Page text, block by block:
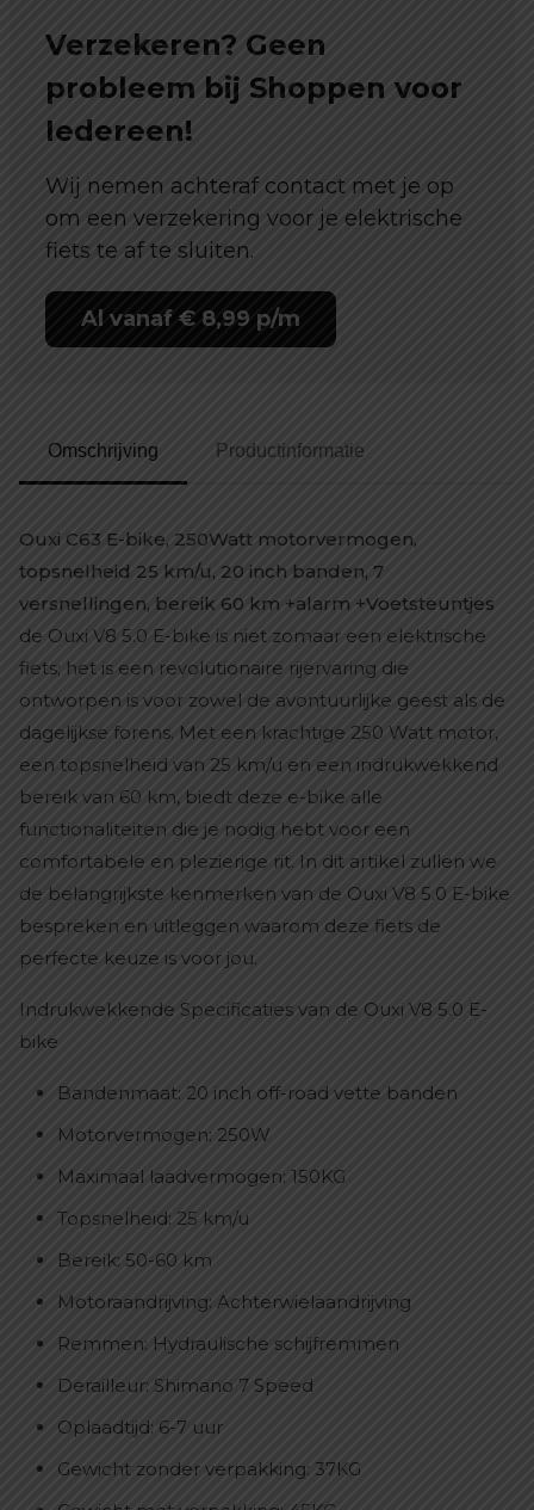
Verzekeren? Geen
probleem bij Shoppen voor
Iedereen!
Wij nemen achteraf contact met je op
om een verzekering voor je elektrische
fiets te af te sluiten.
Al vanaf € 8,99 p/m
Omschrijving Productinformatie
Ouxi C63 E-bike, 250Watt motorvermogen,
topsnelheid 25 km/u, 20 inch banden, 7
versnellingen, bereik 60 km +alarm +Voetsteuntjes
de Ouxi V8 5.0 E-bike is niet zomaar een elektrische
fiets; het is een revolutionaire rijervaring die
ontworpen is voor zowel de avontuurlijke geest als de
dagelijkse forens. Met een krachtige 250 Watt motor,
een topsnelheid van 25 km/u en een indrukwekkend
bereik van 60 km, biedt deze e-bike alle
functionaliteiten die je nodig hebt voor een
comfortabele en plezierige rit. In dit artikel zullen we
de belangrijkste kenmerken van de Ouxi V8 5.0 E-bike
bespreken en uitleggen waarom deze fiets de
perfecte keuze is voor jou.
Indrukwekkende Specificaties van de Ouxi V8 5.0 E-
bike
Bandenmaat: 20 inch off-road vette banden
Motorvermogen: 250W
Maximaal laadvermogen: 150KG
Topsnelheid: 25 km/u
Bereik: 50-60 km
Motoraandrijving: Achterwielaandrijving
Remmen: Hydraulische schijfremmen
Derailleur: Shimano 7 Speed
Oplaadtijd: 6-7 uur
Gewicht zonder verpakking: 37KG